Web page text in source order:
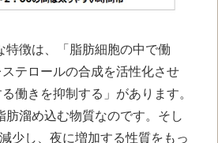
特徴は、「脂肪細胞の中で働
テロールの合成を活性化させ
働きを抑制する」があります。
肪溜め込む物質なのです。そし
少し、夜に増加する性質をもっ